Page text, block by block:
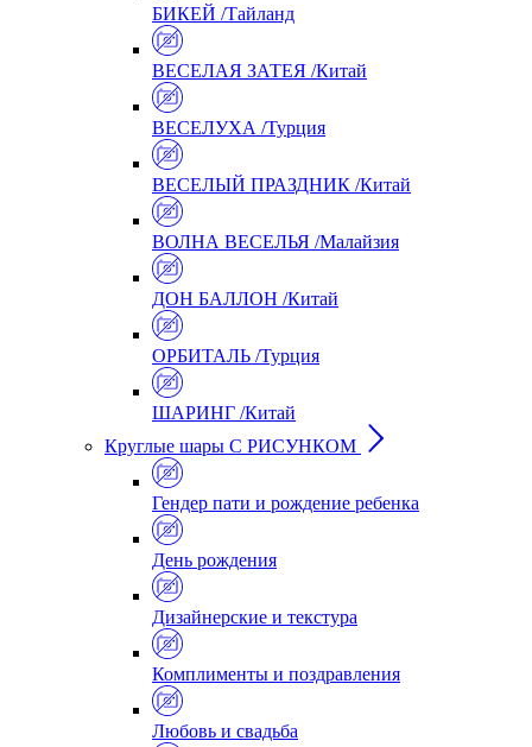
БИКЕЙ /Тайланд
ВЕСЕЛАЯ ЗАТЕЯ /Китай
ВЕСЕЛУХА /Турция
ВЕСЕЛЫЙ ПРАЗДНИК /Китай
ВОЛНА ВЕСЕЛЬЯ /Малайзия
ДОН БАЛЛОН /Китай
ОРБИТАЛЬ /Турция
ШАРИНГ /Китай
Круглые шары С РИСУНКОМ
Гендер пати и рождение ребенка
День рождения
Дизайнерские и текстура
Комплименты и поздравления
Любовь и свадьба